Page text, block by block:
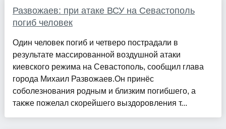
Развожаев: при атаке ВСУ на Севастополь
погиб человек
Один человек погиб и четверо пострадали в
результате массированной воздушной атаки
киевского режима на Севастополь, сообщил глава
города Михаил Развожаев.Он принёс
соболезнования родным и близким погибшего, а
также пожелал скорейшего выздоровления т...